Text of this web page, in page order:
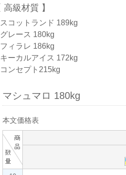
高級材質
スコットランド 189kg
グレース 180kg
フィラレ 186kg
キーカルアイス 172kg
コンセプト215kg
マシュマロ 180kg
本文価格表